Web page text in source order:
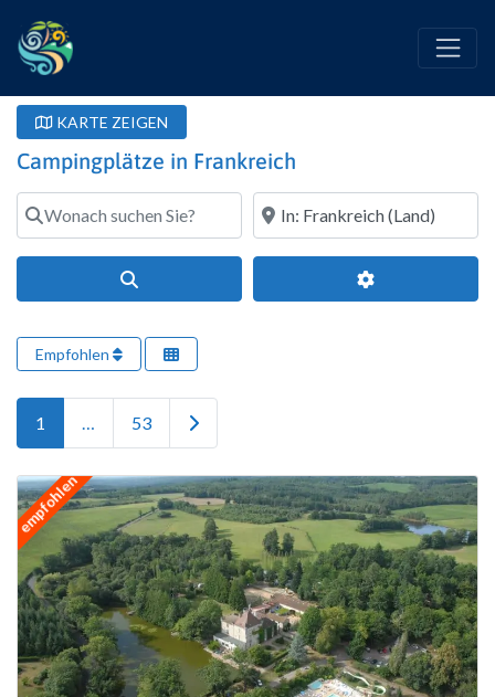
KARTE ZEIGEN
Campingplätze in Frankreich
Wonach suchen Sie? Wo?
Erweiterte
Empfohlen
1 … 53 Ältere Beiträge
empfohlen